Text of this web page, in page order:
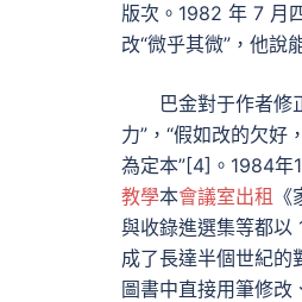
版次。1982 年 7 月
改“微乎其微”，他說
巴金對于作者修
力”，“假如改的欠
為定本”[4]。1984年
教學本會議室出租
與收錄進選集等都以
成了長達半個世紀的
圖書中直接用筆修